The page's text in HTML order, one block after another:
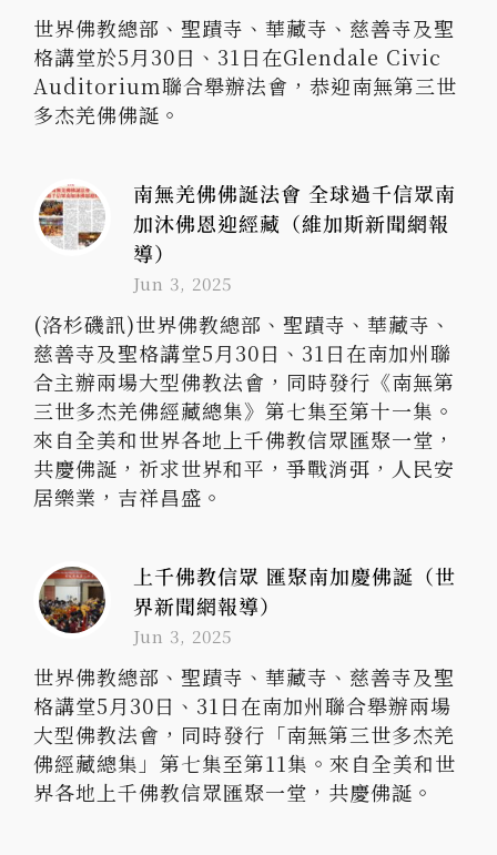
世界佛教總部、聖蹟寺、華藏寺、慈善寺及聖
格講堂於5月30日、31日在Glendale Civic
Auditorium聯合舉辦法會，恭迎南無第三世
多杰羌佛佛誕。
南無羌佛佛誕法會 全球過千信眾南
加沐佛恩迎經藏（維加斯新聞網報
導）
Jun 3, 2025
(洛杉磯訊)世界佛教總部、聖蹟寺、華藏寺、
慈善寺及聖格講堂5月30日、31日在南加州聯
合主辦兩場大型佛教法會，同時發行《南無第
三世多杰羌佛經藏總集》第七集至第十一集。
來自全美和世界各地上千佛教信眾匯聚一堂，
共慶佛誕，祈求世界和平，爭戰消弭，人民安
居樂業，吉祥昌盛。
上千佛教信眾 匯聚南加慶佛誕（世
界新聞網報導）
Jun 3, 2025
世界佛教總部、聖蹟寺、華藏寺、慈善寺及聖
格講堂5月30日、31日在南加州聯合舉辦兩場
大型佛教法會，同時發行「南無第三世多杰羌
佛經藏總集」第七集至第11集。來自全美和世
界各地上千佛教信眾匯聚一堂，共慶佛誕。